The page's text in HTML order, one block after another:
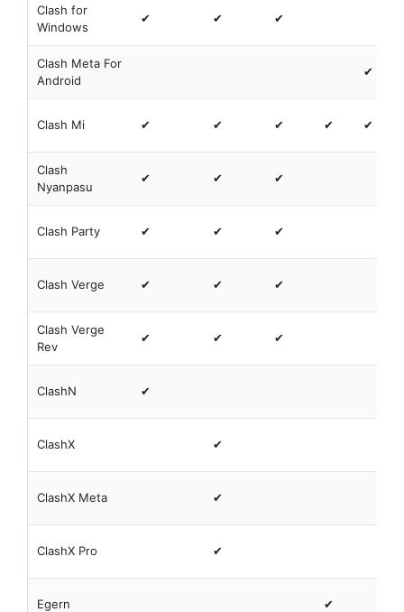
Clash for
Windows
✔ ✔ ✔
Clash Meta For
Android
✔
Clash Mi ✔ ✔ ✔ ✔ ✔
Clash
Nyanpasu
✔ ✔ ✔
Clash Party ✔ ✔ ✔
Clash Verge ✔ ✔ ✔
Clash Verge
Rev
✔ ✔ ✔
ClashN ✔
ClashX ✔
ClashX Meta ✔
ClashX Pro ✔
Egern ✔